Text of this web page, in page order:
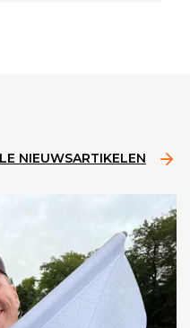
NIEUWSARTIKELEN